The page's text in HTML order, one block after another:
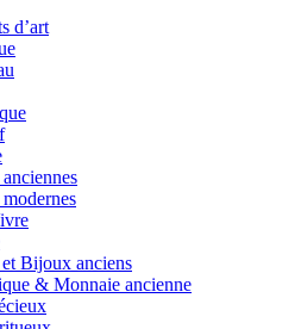
d’art
Bijoux anciens
& Monnaie ancienne